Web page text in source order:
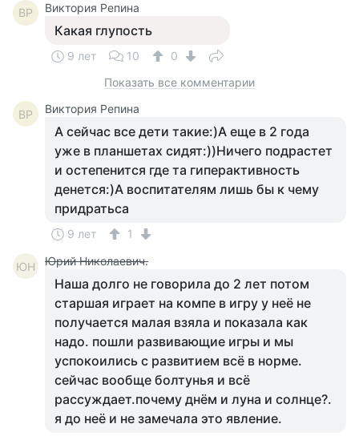
ВР Виктория Репина
Какая глупость
9 лет 10
0
Показать все комментарии
ВР Виктория Репина
А сейчас все дети такие:)А еще в 2 года
уже в планшетах сидят:))Ничего подрастет
и остепенится где та гиперактивность
денется:)А воспитателям лишь бы к чему
придратьса
9 лет 1
ЮН Юрий Николаевич.
Наша долго не говорила до 2 лет потом
старшая играет на компе в игру у неё не
получается малая взяла и показала как
надо. пошли развивающие игры и мы
успокоились с развитием всё в норме.
сейчас вообще болтунья и всё
рассуждает.почему днём и луна и солнце?.
я до неё и не замечала это явление.